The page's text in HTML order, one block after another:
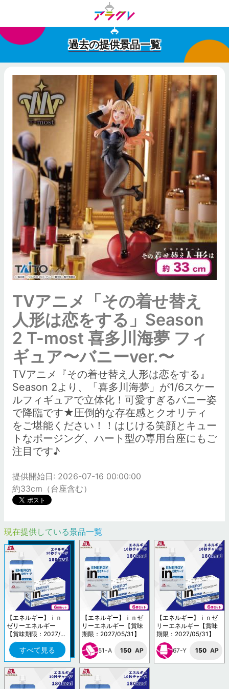
過去の提供景品一覧
TVアニメ「その着せ替え
人形は恋をする」Season
2 T-most 喜多川海夢 フィ
ギュア〜バニーver.〜
TVアニメ『その着せ替え人形は恋をする』
Season 2より、「喜多川海夢」が1/6スケー
ルフィギュアで立体化！可愛すぎるバニー姿
で降臨です★圧倒的な存在感とクオリティ
をご堪能ください！！はじける笑顔とキュー
トなポージング、ハート型の専用台座にもご
注目です♪
提供開始日: 2026-07-16 00:00:00
約33cm（台座含む）
現在提供している景品一覧
【エネルギー】ｉｎ
ゼリーエネルギー
【賞味期限：2027/0
5/31】
すべて見る
【エネルギー】ｉｎゼ
リーエネルギー【賞味
期限：2027/05/31】
51-A 150 AP
【エネルギー】ｉｎゼ
リーエネルギー【賞味
期限：2027/05/31】
67-Y 150 AP